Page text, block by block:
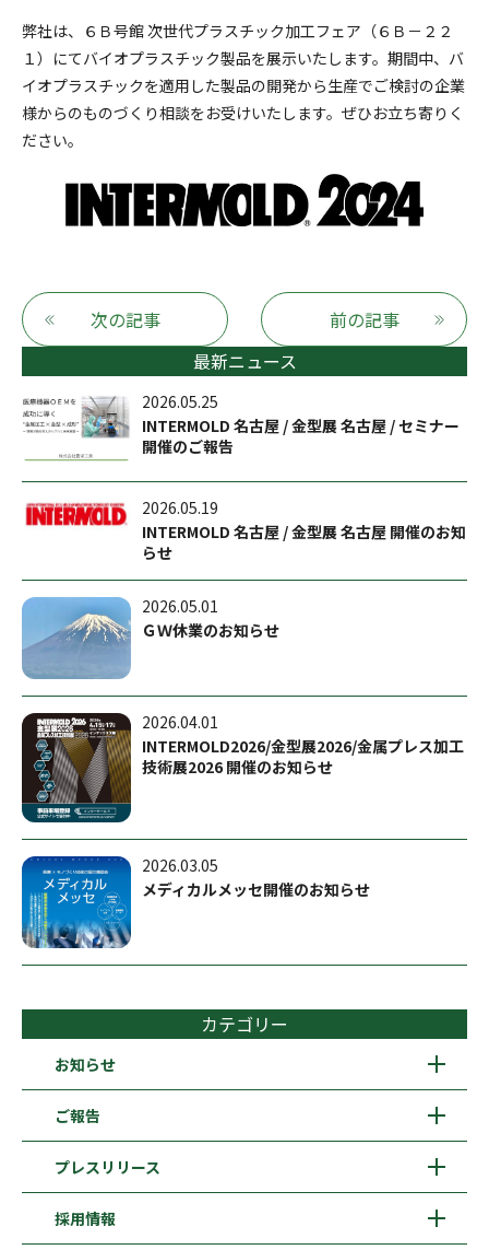
弊社は、６Ｂ号館 次世代プラスチック加工フェア（６Ｂ－２２
１）にてバイオプラスチック製品を展示いたします。期間中、バ
イオプラスチックを適用した製品の開発から生産でご検討の企業
様からのものづくり相談をお受けいたします。ぜひお立ち寄りく
ださい。
次の記事
前の記事
最新ニュース
2026.05.25
INTERMOLD 名古屋 / 金型展 名古屋 / セミナー
開催のご報告
2026.05.19
INTERMOLD 名古屋 / 金型展 名古屋 開催のお知
らせ
2026.05.01
ＧＷ休業のお知らせ
2026.04.01
INTERMOLD2026/金型展2026/金属プレス加工
技術展2026 開催のお知らせ
2026.03.05
メディカルメッセ開催のお知らせ
カテゴリー
お知らせ
ご報告
プレスリリース
採用情報